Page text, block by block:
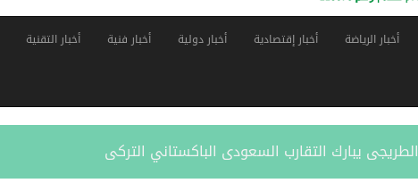
أخبار الرياضة أخبار إقتصادية أخبار دولية أخبار فنية أخبار التقنية
الطريجى يبارك التقارب السعودى الباكستاني التركى